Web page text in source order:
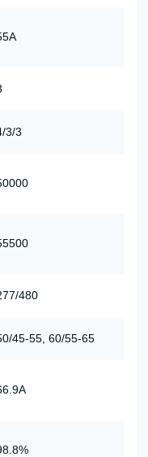
3/3
480
45-55, 60/55-65